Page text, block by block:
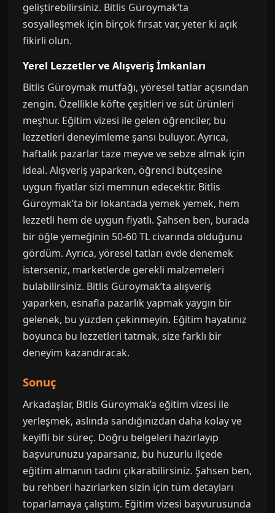
geliştirebilirsiniz. Bitlis Güroymak’ta
sosyalleşmek için birçok fırsat var, yeter ki açık
fikirli olun.
Yerel Lezzetler ve Alışveriş İmkanları
Bitlis Güroymak mutfağı, yöresel tatlar açısından
zengin. Özellikle köfte çeşitleri ve süt ürünleri
meşhur. Eğitim vizesi ile gelen öğrenciler, bu
lezzetleri deneyimleme şansı buluyor. Ayrıca,
haftalık pazarlar taze meyve ve sebze almak için
ideal. Alışveriş yaparken, öğrenci bütçesine
uygun fiyatlar sizi memnun edecektir. Bitlis
Güroymak’ta bir lokantada yemek yemek, hem
lezzetli hem de uygun fiyatlı. Şahsen ben, burada
bir öğle yemeğinin 50-60 TL civarında olduğunu
gördüm. Ayrıca, yöresel tatları evde denemek
isterseniz, marketlerde gerekli malzemeleri
bulabilirsiniz. Bitlis Güroymak’ta alışveriş
yaparken, esnafla pazarlık yapmak yaygın bir
gelenek, bu yüzden çekinmeyin. Eğitim hayatınız
boyunca bu lezzetleri tatmak, size farklı bir
deneyim kazandıracak.
Sonuç
Arkadaşlar, Bitlis Güroymak’a eğitim vizesi ile
yerleşmek, aslında sandığınızdan daha kolay ve
keyifli bir süreç. Doğru belgeleri hazırlayıp
başvurunuzu yaparsanız, bu huzurlu ilçede
eğitim almanın tadını çıkarabilirsiniz. Şahsen ben,
bu rehberi hazırlarken sizin için tüm detayları
toparlamaya çalıştım. Eğitim vizesi başvurusunda